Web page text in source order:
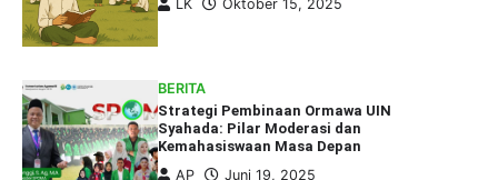
LK
Oktober 15, 2025
BERITA
Strategi Pembinaan Ormawa UIN
Syahada: Pilar Moderasi dan
Kemahasiswaan Masa Depan
AP
Juni 19, 2025